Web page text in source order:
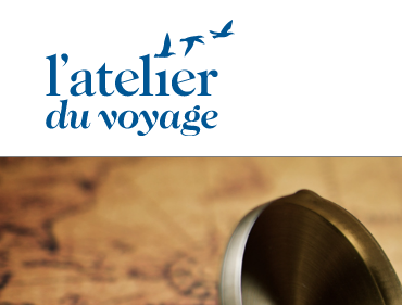
Panneau de gestion des cookies